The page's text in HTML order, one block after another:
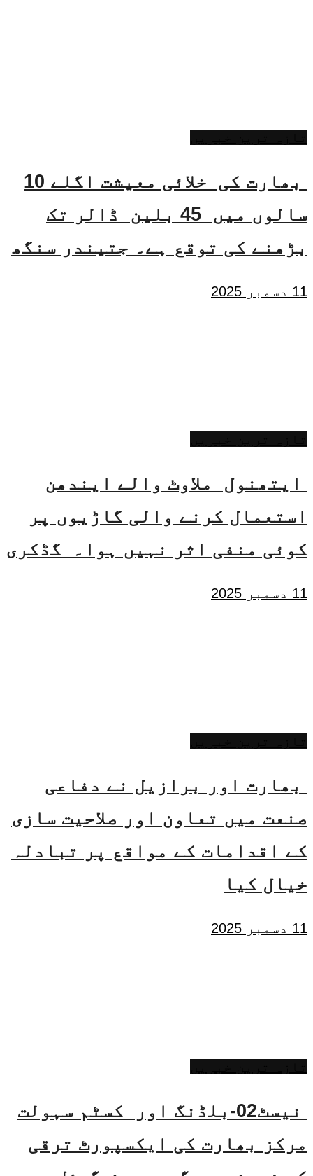
بھارت کی خلائی معیشت اگلے 10
سالوں میں 45 بلین ڈالر تک
بڑھنے کی توقع ہے۔ جتیندر سنگھ
11 دسمبر 2025
ایتھنول ملاوٹ والے ایندھن
استعمال کرنے والی گاڑیوں پر
کوئی منفی اثر نہیں ہوا۔ گڈکری
11 دسمبر 2025
بھارت اور برازیل نے دفاعی
صنعت میں تعاون اور صلاحیت سازی
کے اقدامات کے مواقع پر تبادلہ
خیال کیا
11 دسمبر 2025
نیسٹ02-بلڈنگ اور کسٹم سہولت
مرکز بھارت کی ایکسپورٹ ترقی